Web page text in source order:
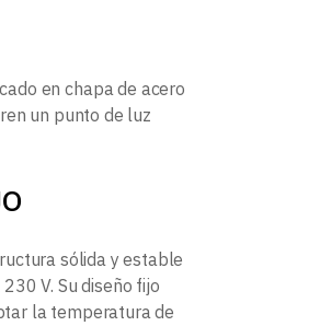
en chapa de acero
un punto de luz
sólida y estable
V. Su diseño fijo
la temperatura de